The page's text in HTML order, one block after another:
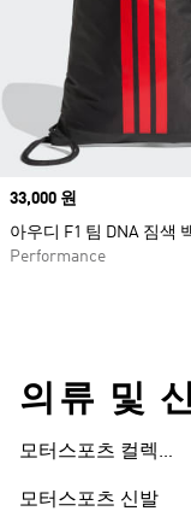
Price
33,000 원
아우디 F1 팀 DNA 짐색
Performance
의류 및
모터스포츠 컬렉
모터스포츠 신발